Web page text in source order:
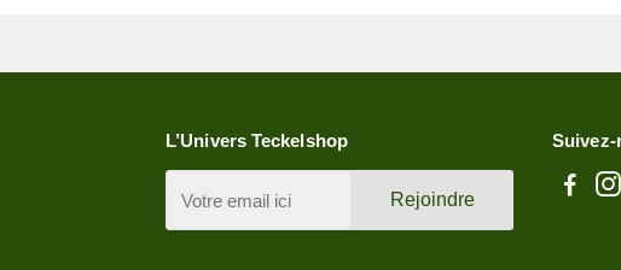
L’Univers Teckelshop
Rejoindre
Suivez-